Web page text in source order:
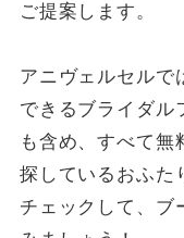
ご提案します。
アニヴェルセルで
できるブライダル
も含め、すべて無
探しているおふた
チェックして、ブ